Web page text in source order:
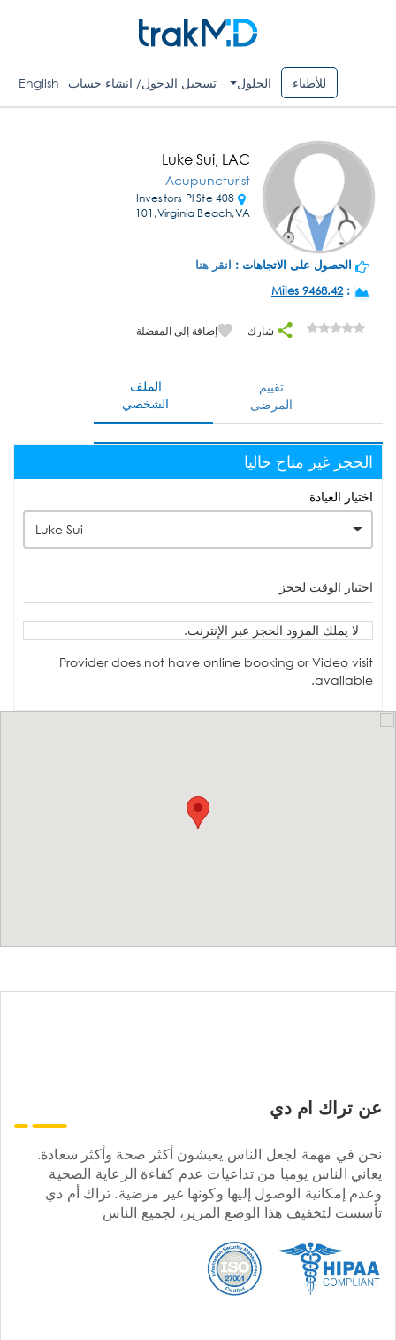
للأطباء الحلول تسجيل الدخول/ انشاء حساب English
Luke Sui, LAC
Acupuncturist
408 Investors Pl Ste
101,Virginia Beach,VA
الحصول على الاتجاهات : انقر هنا
:
9468.42 Miles
شارك إضافة إلى المفضلة
الملف
الشخصي
تقييم
المرضى
الحجز غير متاح حاليا
اختيار العيادة
Luke Sui
اختيار الوقت لحجز
لا يملك المزود الحجز عبر الإنترنت.
Provider does not have online booking or Video visit
available.
عن تراك ام دي
نحن في مهمة لجعل الناس يعيشون أكثر صحة وأكثر سعادة.
يعاني الناس يوميا من تداعيات عدم كفاءة الرعاية الصحية
وعدم إمكانية الوصول إليها وكونها غير مرضية. تراك أم دي
تأسست لتخفيف هذا الوضع المرير، لجميع الناس